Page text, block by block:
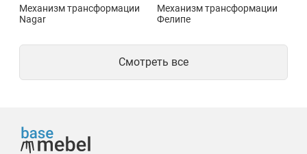
Механизм трансформации
Nagar
Механизм трансформации
Фелипе
Смотреть все